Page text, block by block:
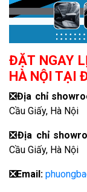
ĐẶT NGAY
HÀ NỘI TẠI
❎Địa chỉ
Cầu Giấy, Hà Nội
❎Địa chỉ
Cầu Giấy, Hà Nội
❎Email: